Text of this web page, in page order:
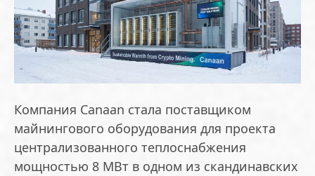
Компания Canaan стала поставщиком
майнингового оборудования для проекта
централизованного теплоснабжения
мощностью 8 МВт в одном из скандинавских